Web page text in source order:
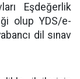
Eşdeğerlik
olup YDS/e-
dil sınav